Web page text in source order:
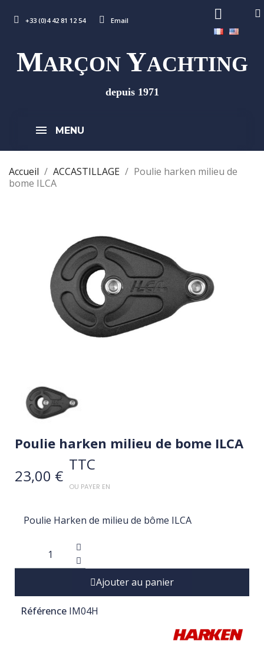
+33 (0)4 42 81 12 54 Email
MARÇON YACHTING
depuis 1971
MENU
Accueil ACCASTILLAGE
Poulie harken milieu de
bome ILCA
Poulie harken milieu de bome ILCA
23,00 €
TTC
OU PAYER EN
Poulie Harken de milieu de bôme ILCA
Ajouter au panier
Référence IM04H